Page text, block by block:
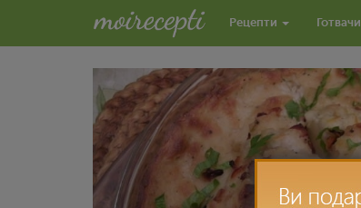
Рецепти Готвачи